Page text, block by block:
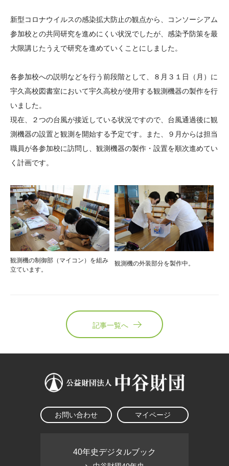
役員・評議員 公開情報
年報一覧 中谷財団レポート
大学院生奨学金
国際学生交流プログラ
ム
次世代理系人材育成プ
ログラム助成
アクセス よくあるご質問
日本語 English
新型コロナウイルスの感染拡大防止の観点から、コンソーシアム
参加校との共同研究を進めにくい状況でしたが、感染予防策を最
大限講じたうえで研究を進めていくことにしました。
各参加校への説明などを行う前段階として、８月３１日（月）に
宇久高校図書室において宇久高校が使用する観測機器の製作を行
いました。
現在、２つの台風が接近している状況ですので、台風通過後に観
測機器の設置と観測を開始する予定です。また、９月からは担当
職員が各参加校に訪問し、観測機器の製作・設置を順次進めてい
く計画です。
観測機の制御部（マイコン）を組み
立ています。
観測機の外装部分を製作中。
記事一覧へ
お問い合わせ マイページ
40年史デジタルブック